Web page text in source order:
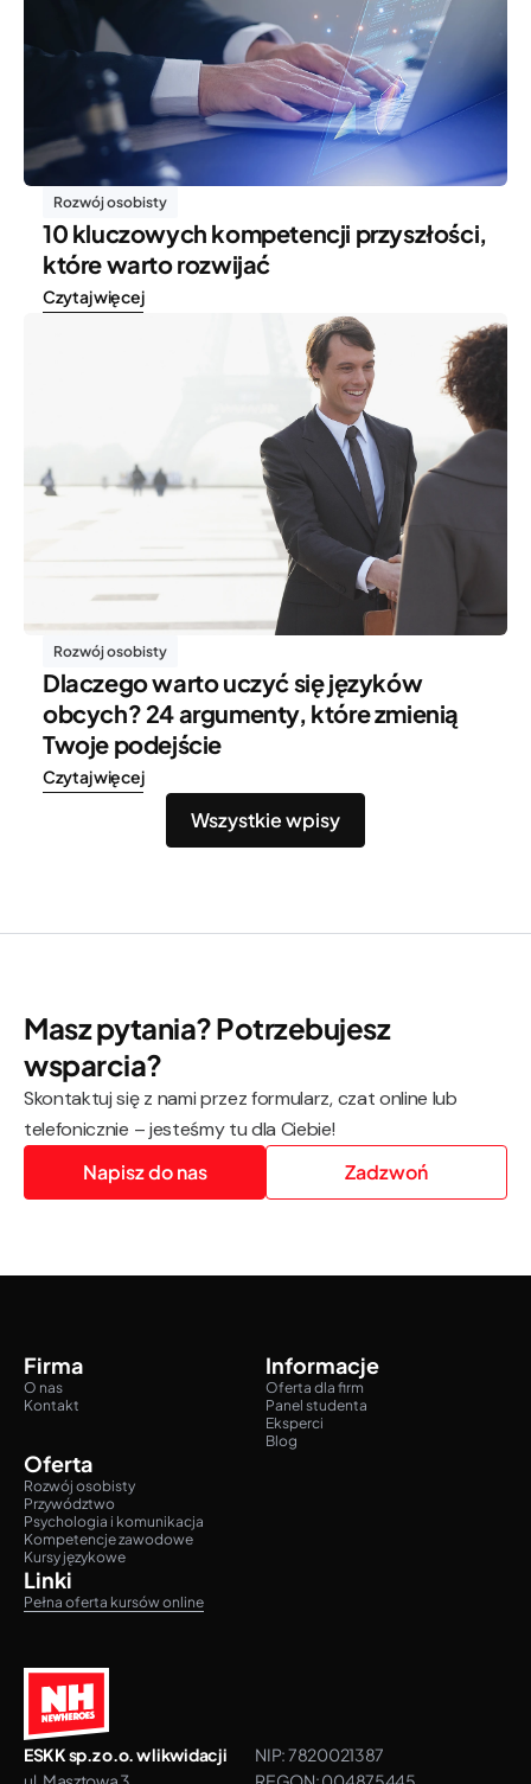
Rozwój osobisty
10 kluczowych kompetencji przyszłości,
które warto rozwijać
Czytaj więcej
Rozwój osobisty
Dlaczego warto uczyć się języków
obcych? 24 argumenty, które zmienią
Twoje podejście
Czytaj więcej
Wszystkie wpisy
Masz pytania? Potrzebujesz
wsparcia?
Skontaktuj się z nami przez formularz, czat online lub
telefonicznie – jesteśmy tu dla Ciebie!
Napisz do nas
Zadzwoń
ESKK sp.z o.o. w likwidacji
NIP: 7820021387
Firma
O nas
Kontakt
Informacje
Oferta dla firm
Panel studenta
Eksperci
Blog
Oferta
Rozwój osobisty
Przywództwo
Psychologia i komunikacja
Kompetencje zawodowe
Kursy językowe
Linki
Pełna oferta kursów online